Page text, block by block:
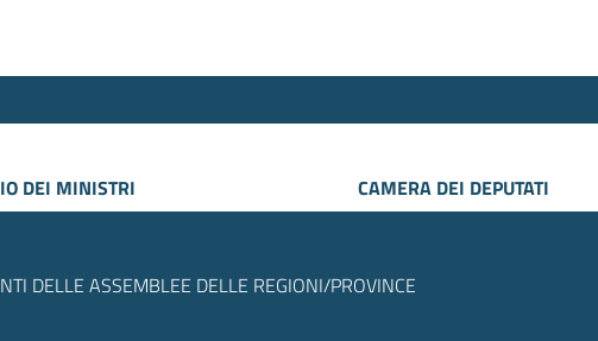
DEI MINISTRI
CAMERA DEI DEPUTATI
DELLE ASSEMBLEE DELLE REGIONI/PROVINCE